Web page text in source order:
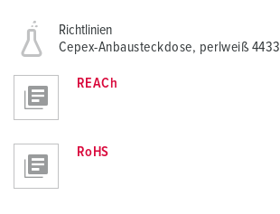
Richtlinien
Cepex-Anbausteckdose, perlweiß 4433
REACh
RoHS